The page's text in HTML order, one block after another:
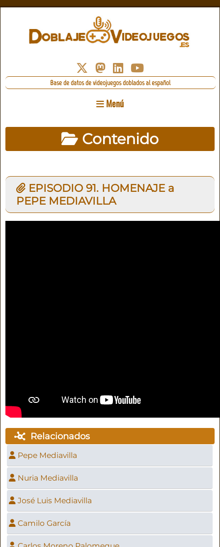
Base de datos de videojuegos doblados al español
Menú
Contenido
EPISODIO 91. HOMENAJE a
PEPE MEDIAVILLA
Relacionados
Pepe Mediavilla
Nuria Mediavilla
José Luis Mediavilla
Camilo García